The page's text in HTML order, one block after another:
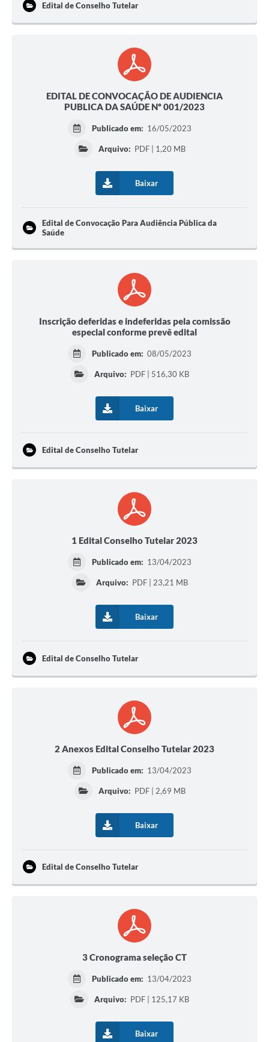
Edital de Conselho Tutelar
EDITAL DE CONVOCAÇÃO DE AUDIENCIA
PUBLICA DA SAÚDE Nº 001/2023
Publicado em: 16/05/2023
Arquivo: PDF | 1,20 MB
Baixar
Edital de Convocação Para Audiência Pública da
Saúde
Inscrição deferidas e indeferidas pela comissão
especial conforme prevê edital
Publicado em: 08/05/2023
Arquivo: PDF | 516,30 KB
Baixar
Edital de Conselho Tutelar
1 Edital Conselho Tutelar 2023
Publicado em: 13/04/2023
Arquivo: PDF | 23,21 MB
Baixar
Edital de Conselho Tutelar
2 Anexos Edital Conselho Tutelar 2023
Publicado em: 13/04/2023
Arquivo: PDF | 2,69 MB
Baixar
Edital de Conselho Tutelar
3 Cronograma seleção CT
Publicado em: 13/04/2023
Arquivo: PDF | 125,17 KB
Baixar